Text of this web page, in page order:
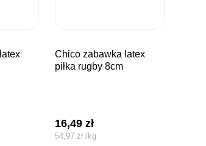
chico zabawka latex
piłka rugby 8cm
16,49zł
54,97zł /kg